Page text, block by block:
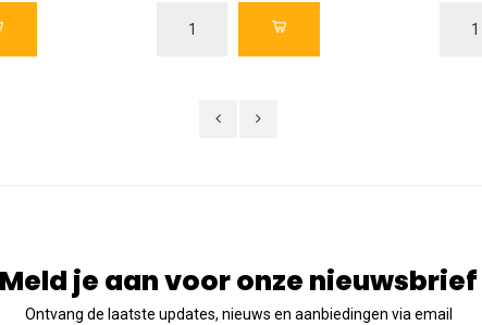
Meld je aan voor onze nieuwsbrief
Ontvang de laatste updates, nieuws en aanbiedingen via email